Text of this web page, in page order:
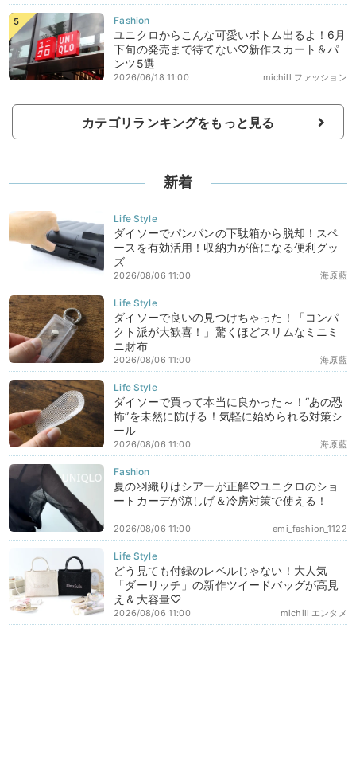
ユニクロからこんな可愛いボトム出るよ！6月
下旬の発売まで待てない♡新作スカート＆パ
ンツ5選
michill ファッション
2026/06/18 11:00
カテゴリランキングをもっと見る
新着
ダイソーでパンパンの下駄箱から脱却！スペ
ースを有効活用！収納力が倍になる便利グッ
ズ
海原藍
2026/08/06 11:00
ダイソーで良いの見つけちゃった！「コンパ
クト派が大歓喜！」驚くほどスリムなミニミ
ニ財布
海原藍
2026/08/06 11:00
ダイソーで買って本当に良かった～！“あの恐
怖”を未然に防げる！気軽に始められる対策シ
ール
海原藍
2026/08/06 11:00
夏の羽織りはシアーが正解♡ユニクロのショ
ートカーデが涼しげ＆冷房対策で使える！
emi_fashion_1122
2026/08/06 11:00
どう見ても付録のレベルじゃない！大人気
「ダーリッチ」の新作ツイードバッグが高見
え＆大容量♡
michill エンタメ
2026/08/06 11:00